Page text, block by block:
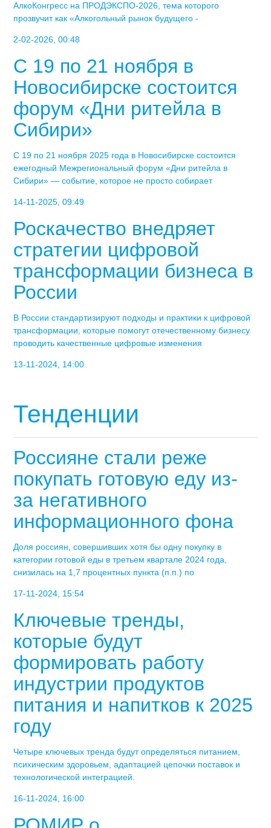
АлкоКонгресс на ПРОДЭКСПО-2026, тема которого
прозвучит как «Алкогольный рынок будущего -
2-02-2026, 00:48
С 19 по 21 ноября в
Новосибирске состоится
форум «Дни ритейла в
Сибири»
С 19 по 21 ноября 2025 года в Новосибирске состоится
ежегодный Межрегиональный форум «Дни ритейла в
Сибири» — событие, которое не просто собирает
14-11-2025, 09:49
Роскачество внедряет
стратегии цифровой
трансформации бизнеса в
России
В России стандартизируют подходы и практики к цифровой
трансформации, которые помогут отечественному бизнесу
проводить качественные цифровые изменения
13-11-2024, 14:00
Тенденции
Россияне стали реже
покупать готовую еду из-
за негативного
информационного фона
Доля россиян, совершивших хотя бы одну покупку в
категории готовой еды в третьем квартале 2024 года,
снизилась на 1,7 процентных пункта (п.п.) по
17-11-2024, 15:54
Ключевые тренды,
которые будут
формировать работу
индустрии продуктов
питания и напитков к 2025
году
Четыре ключевых тренда будут определяться питанием,
психическим здоровьем, адаптацией цепочки поставок и
технологической интеграцией.
16-11-2024, 16:00